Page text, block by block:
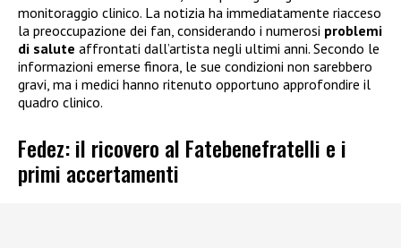
monitoraggio clinico. La notizia ha immediatamente riacceso
la preoccupazione dei fan, considerando i numerosi problemi
di salute affrontati dall’artista negli ultimi anni. Secondo le
informazioni emerse finora, le sue condizioni non sarebbero
gravi, ma i medici hanno ritenuto opportuno approfondire il
quadro clinico.
Fedez: il ricovero al Fatebenefratelli e i
primi accertamenti